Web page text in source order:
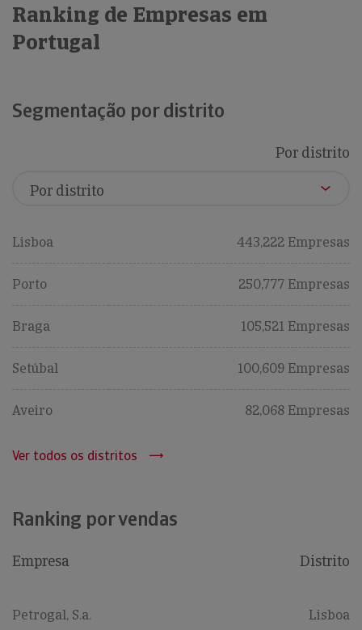
Ranking de Empresas em
Portugal
Segmentação por distrito
Por distrito
Lisboa 443,222 Empresas
Porto 250,777 Empresas
Braga 105,521 Empresas
Setúbal 100,609 Empresas
Aveiro 82,068 Empresas
Ver todos os distritos
Ranking por vendas
Empresa Distrito
Petrogal, S.a. Lisboa